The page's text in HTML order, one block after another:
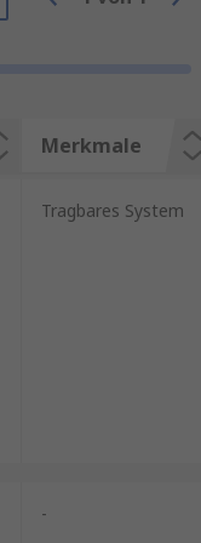
Merkmale
Tragbares System
-